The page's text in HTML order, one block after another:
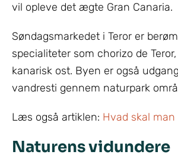
vil opleve det ægte Gran Canaria.
Søndagsmarkedet i Teror er
specialiteter som chorizo de
kanarisk ost. Byen er også
vandresti gennem naturpark
Læs også artiklen: Hvad skal man
Naturens vidundere